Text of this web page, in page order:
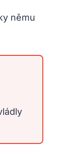
němu